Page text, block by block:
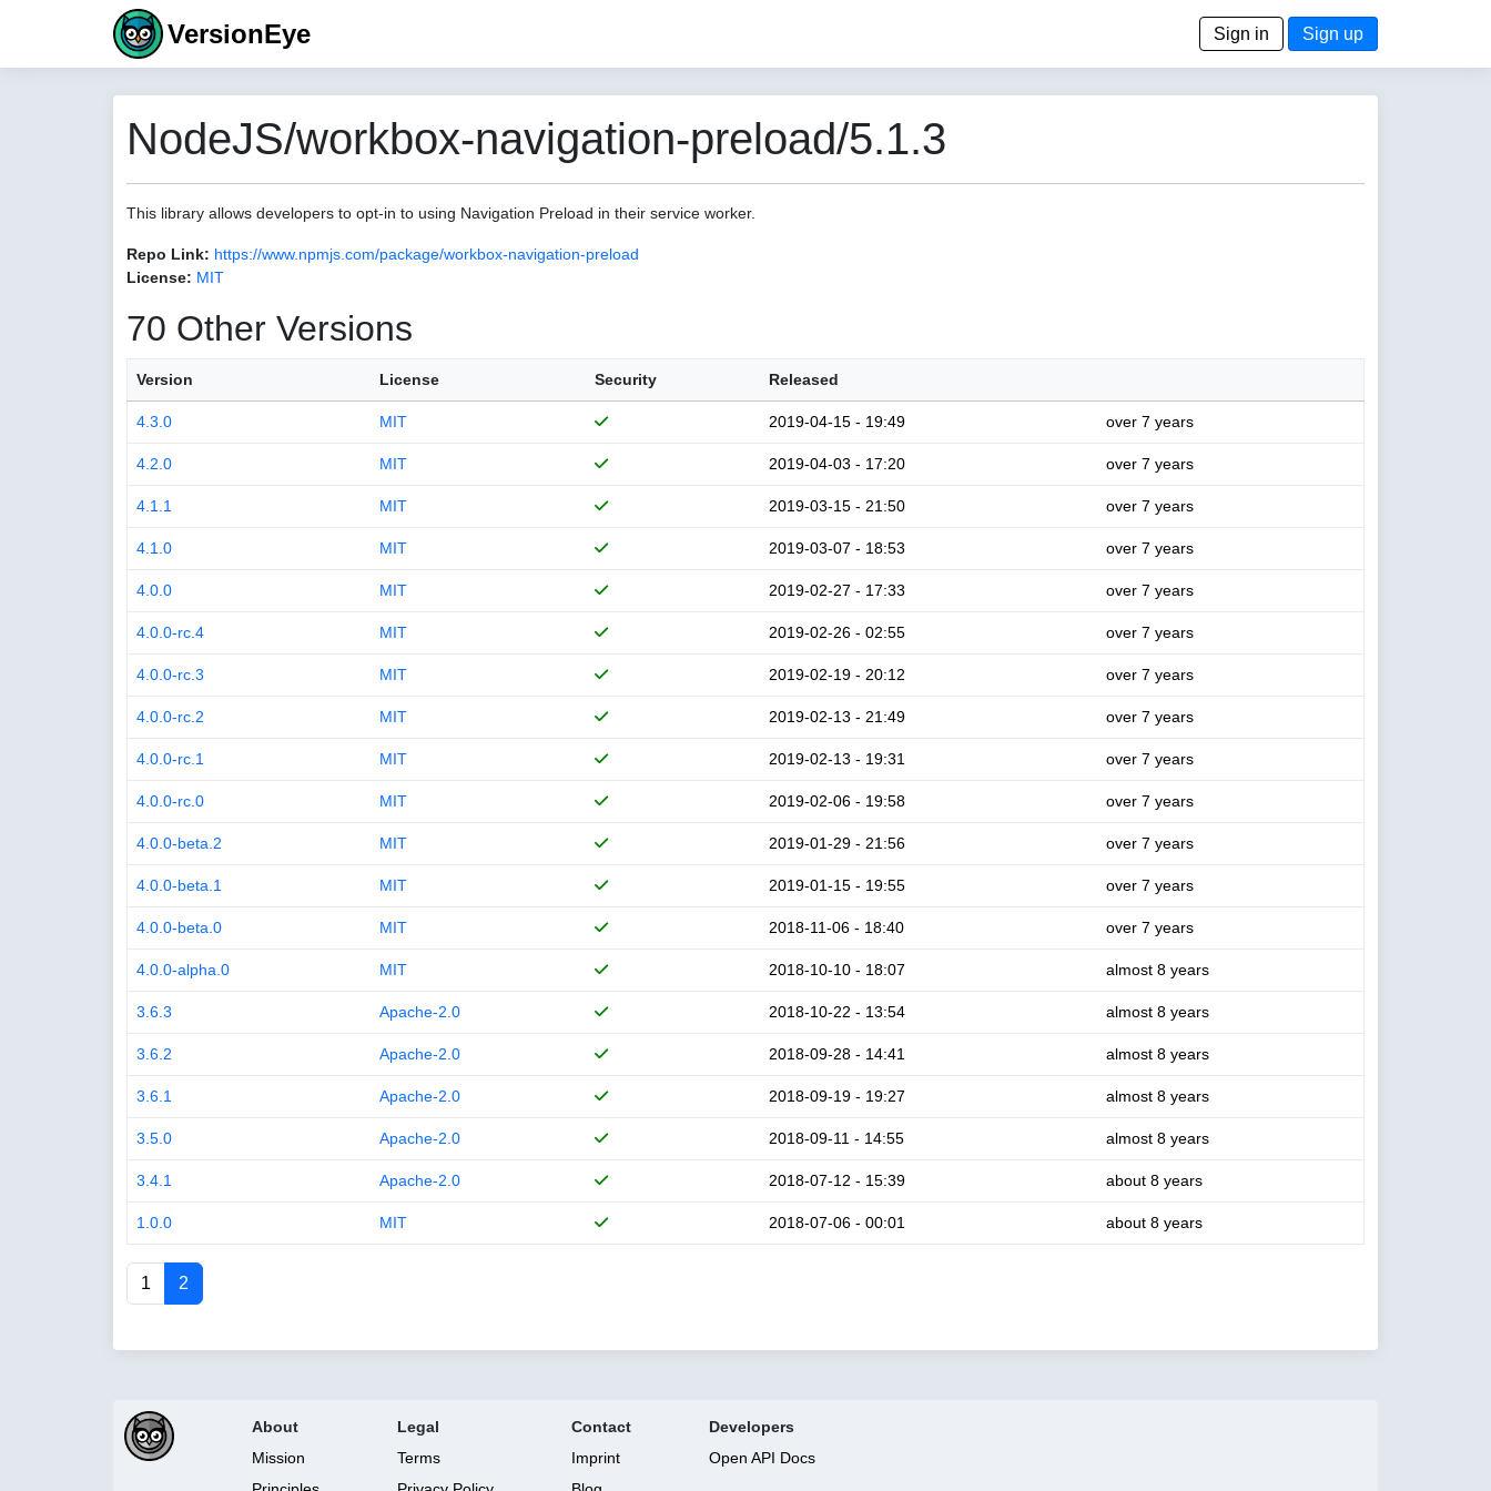
VersionEye Sign in Sign up
NodeJS/workbox-navigation-preload/5.1.3
This library allows developers to opt-in to using Navigation Preload in their service worker.
Repo Link: https://www.npmjs.com/package/workbox-navigation-preload
License: MIT
70 Other Versions
Version License Security Released
4.3.0 MIT 2019-04-15 - 19:49 over 7 years
4.2.0 MIT 2019-04-03 - 17:20 over 7 years
4.1.1 MIT 2019-03-15 - 21:50 over 7 years
4.1.0 MIT 2019-03-07 - 18:53 over 7 years
4.0.0 MIT 2019-02-27 - 17:33 over 7 years
4.0.0-rc.4 MIT 2019-02-26 - 02:55 over 7 years
4.0.0-rc.3 MIT 2019-02-19 - 20:12 over 7 years
4.0.0-rc.2 MIT 2019-02-13 - 21:49 over 7 years
4.0.0-rc.1 MIT 2019-02-13 - 19:31 over 7 years
4.0.0-rc.0 MIT 2019-02-06 - 19:58 over 7 years
4.0.0-beta.2 MIT 2019-01-29 - 21:56 over 7 years
4.0.0-beta.1 MIT 2019-01-15 - 19:55 over 7 years
4.0.0-beta.0 MIT 2018-11-06 - 18:40 over 7 years
4.0.0-alpha.0 MIT 2018-10-10 - 18:07 almost 8 years
3.6.3 Apache-2.0 2018-10-22 - 13:54 almost 8 years
3.6.2 Apache-2.0 2018-09-28 - 14:41 almost 8 years
3.6.1 Apache-2.0 2018-09-19 - 19:27 almost 8 years
3.5.0 Apache-2.0 2018-09-11 - 14:55 almost 8 years
3.4.1 Apache-2.0 2018-07-12 - 15:39 about 8 years
1.0.0 MIT 2018-07-06 - 00:01 about 8 years
1 2
About
Mission
Legal
Terms
Contact
Imprint
Developers
Open API Docs